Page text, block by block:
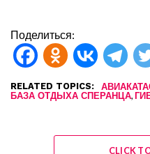
Поделиться:
RELATED TOPICS:
БАЗА ОТДЫХА СПЕРАНЦА,
CLICK